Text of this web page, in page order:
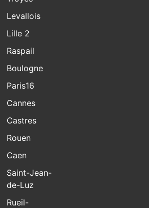
Levallois
Lille 2
Raspail
Boulogne
Paris16
Cannes
Castres
Rouen
Caen
Saint-Jean-
de-Luz
Rueil-